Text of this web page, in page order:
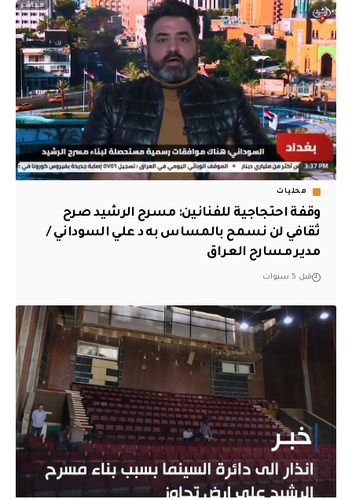
محليات
وقفة احتجاجية للفنانين: مسرح الرشيد صرح
ثقافي لن نسمح بالمساس به د علي السوداني /
مدير مسارح العراق
قبل 5 سنوات